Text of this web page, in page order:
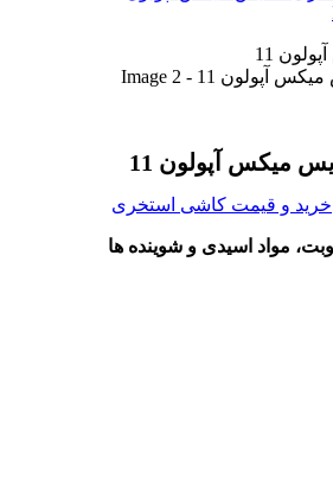
میکس آپولون 11
خرید و قیمت کاشی استخری
مواد اسیدی و شوینده ها